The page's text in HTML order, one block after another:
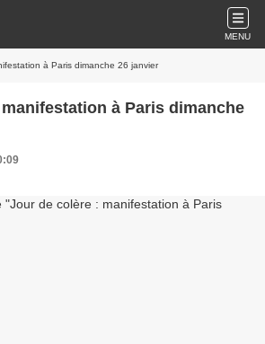
MENU
à Paris dimanche 26 janvier
à Paris dimanche